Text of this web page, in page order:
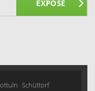
Schüttorf